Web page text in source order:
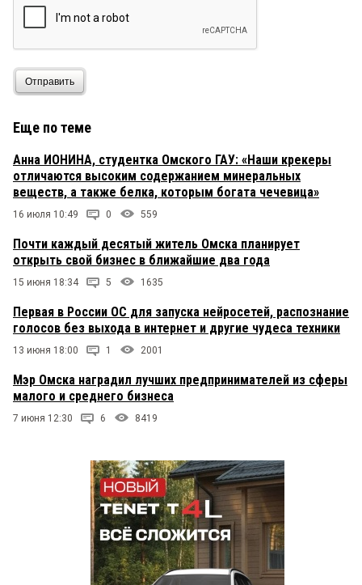
Отправить
Еще по теме
Анна ИОНИНА, студентка Омского ГАУ: «Наши крекеры
отличаются высоким содержанием минеральных
веществ, а также белка, которым богата чечевица»
16 июля 10:49 0 559
Почти каждый десятый житель Омска планирует
открыть свой бизнес в ближайшие два года
15 июня 18:34 5 1635
Первая в России ОС для запуска нейросетей, распознание
голосов без выхода в интернет и другие чудеса техники
13 июня 18:00 1 2001
Мэр Омска наградил лучших предпринимателей из сферы
малого и среднего бизнеса
7 июня 12:30 6 8419